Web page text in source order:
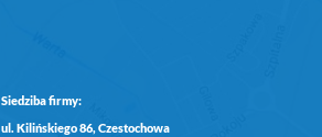
Siedziba firmy:
ul. Kilińskiego 86, Czestochowa